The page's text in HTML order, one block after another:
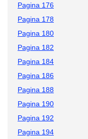
Pagina 176
Pagina 178
Pagina 180
Pagina 182
Pagina 184
Pagina 186
Pagina 188
Pagina 190
Pagina 192
Pagina 194